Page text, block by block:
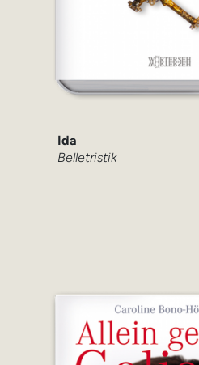
Ida
Belletristik